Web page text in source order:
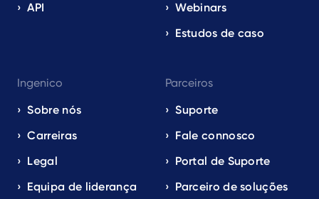
API
Webinars
Estudos de caso
Ingenico
Sobre nós
Carreiras
Legal
Equipa de liderança
Parceiros
Suporte
Fale connosco
Portal de Suporte
Parceiro de soluções